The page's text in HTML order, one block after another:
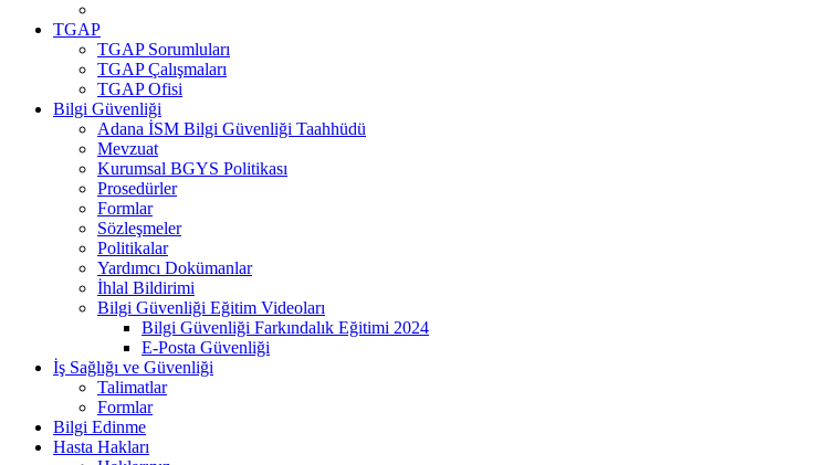
TGAP
TGAP Sorumluları
TGAP Çalışmaları
TGAP Ofisi
Bilgi Güvenliği
Adana İSM Bilgi Güvenliği Taahhüdü
Mevzuat
Kurumsal BGYS Politikası
Prosedürler
Formlar
Sözleşmeler
Politikalar
Yardımcı Dokümanlar
İhlal Bildirimi
Bilgi Güvenliği Eğitim Videoları
Bilgi Güvenliği Farkındalık Eğitimi 2024
E-Posta Güvenliği
İş Sağlığı ve Güvenliği
Talimatlar
Formlar
Bilgi Edinme
Hasta Hakları